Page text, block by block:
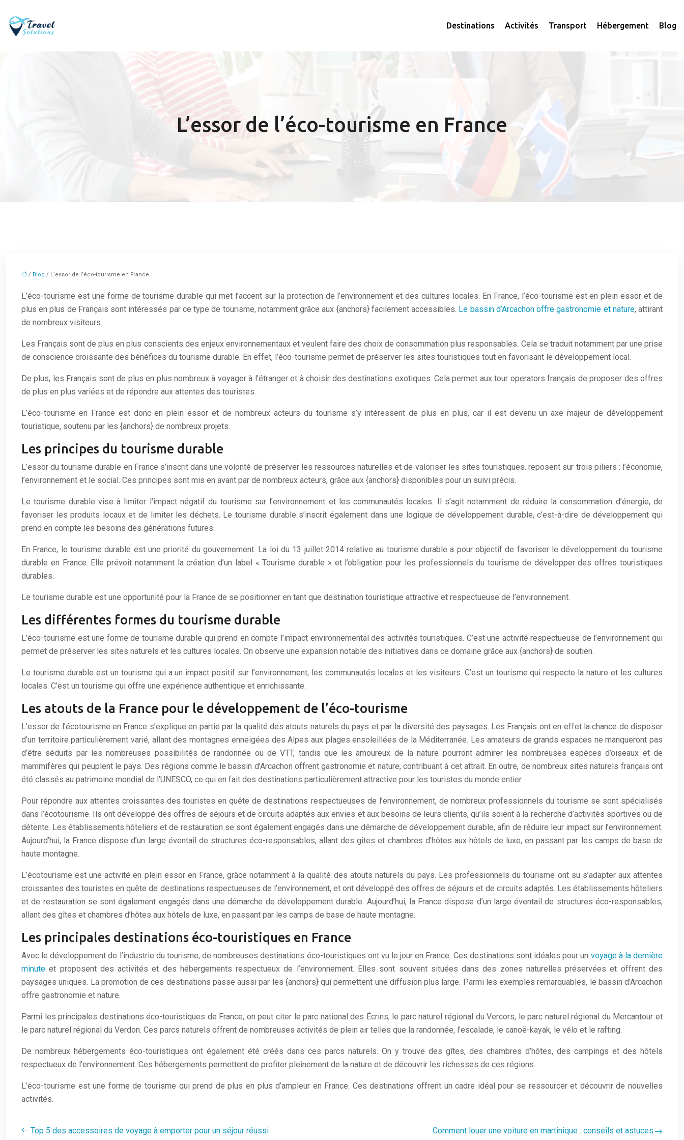
Destinations Activités Transport Hébergement Blog
L’essor de l’éco-tourisme en France
/ Blog / L’essor de l’éco-tourisme en France
L’éco-tourisme est une forme de tourisme durable qui met l’accent sur la protection de l’environnement et des cultures locales. En France, l’éco-tourisme est en plein essor et de
plus en plus de Français sont intéressés par ce type de tourisme, notamment grâce aux {anchors} facilement accessibles. Le bassin d’Arcachon offre gastronomie et nature, attirant
de nombreux visiteurs.
Les Français sont de plus en plus conscients des enjeux environnementaux et veulent faire des choix de consommation plus responsables. Cela se traduit notamment par une prise
de conscience croissante des bénéfices du tourisme durable. En effet, l’éco-tourisme permet de préserver les sites touristiques tout en favorisant le développement local.
De plus, les Français sont de plus en plus nombreux à voyager à l’étranger et à choisir des destinations exotiques. Cela permet aux tour operators français de proposer des offres
de plus en plus variées et de répondre aux attentes des touristes.
L’éco-tourisme en France est donc en plein essor et de nombreux acteurs du tourisme s’y intéressent de plus en plus, car il est devenu un axe majeur de développement
touristique, soutenu par les {anchors} de nombreux projets.
Les principes du tourisme durable
L’essor du tourisme durable en France s’inscrit dans une volonté de préserver les ressources naturelles et de valoriser les sites touristiques. reposent sur trois piliers : l’économie,
l’environnement et le social. Ces principes sont mis en avant par de nombreux acteurs, grâce aux {anchors} disponibles pour un suivi précis.
Le tourisme durable vise à limiter l’impact négatif du tourisme sur l’environnement et les communautés locales. Il s’agit notamment de réduire la consommation d’énergie, de
favoriser les produits locaux et de limiter les déchets. Le tourisme durable s’inscrit également dans une logique de développement durable, c’est-à-dire de développement qui
prend en compte les besoins des générations futures.
En France, le tourisme durable est une priorité du gouvernement. La loi du 13 juillet 2014 relative au tourisme durable a pour objectif de favoriser le développement du tourisme
durable en France. Elle prévoit notamment la création d’un label « Tourisme durable » et l’obligation pour les professionnels du tourisme de développer des offres touristiques
durables.
Le tourisme durable est une opportunité pour la France de se positionner en tant que destination touristique attractive et respectueuse de l’environnement.
Les différentes formes du tourisme durable
L’éco-tourisme est une forme de tourisme durable qui prend en compte l’impact environnemental des activités touristiques. C’est une activité respectueuse de l’environnement qui
permet de préserver les sites naturels et les cultures locales. On observe une expansion notable des initiatives dans ce domaine grâce aux {anchors} de soutien.
Le tourisme durable est un tourisme qui a un impact positif sur l’environnement, les communautés locales et les visiteurs. C’est un tourisme qui respecte la nature et les cultures
locales. C’est un tourisme qui offre une expérience authentique et enrichissante.
Les atouts de la France pour le développement de l’éco-tourisme
L’essor de l’écotourisme en France s’explique en partie par la qualité des atouts naturels du pays et par la diversité des paysages. Les Français ont en effet la chance de disposer
d’un territoire particulièrement varié, allant des montagnes enneigées des Alpes aux plages ensoleillées de la Méditerranée. Les amateurs de grands espaces ne manqueront pas
d’être séduits par les nombreuses possibilités de randonnée ou de VTT, tandis que les amoureux de la nature pourront admirer les nombreuses espèces d’oiseaux et de
mammifères qui peuplent le pays. Des régions comme le bassin d’Arcachon offrent gastronomie et nature, contribuant à cet attrait. En outre, de nombreux sites naturels français ont
été classés au patrimoine mondial de l’UNESCO, ce qui en fait des destinations particulièrement attractive pour les touristes du monde entier.
Pour répondre aux attentes croissantes des touristes en quête de destinations respectueuses de l’environnement, de nombreux professionnels du tourisme se sont spécialisés
dans l’écotourisme. Ils ont développé des offres de séjours et de circuits adaptés aux envies et aux besoins de leurs clients, qu’ils soient à la recherche d’activités sportives ou de
détente. Les établissements hôteliers et de restauration se sont également engagés dans une démarche de développement durable, afin de réduire leur impact sur l’environnement.
Aujourd’hui, la France dispose d’un large éventail de structures éco-responsables, allant des gîtes et chambres d’hôtes aux hôtels de luxe, en passant par les camps de base de
haute montagne.
L’écotourisme est une activité en plein essor en France, grâce notamment à la qualité des atouts naturels du pays. Les professionnels du tourisme ont su s’adapter aux attentes
croissantes des touristes en quête de destinations respectueuses de l’environnement, et ont développé des offres de séjours et de circuits adaptés. Les établissements hôteliers
et de restauration se sont également engagés dans une démarche de développement durable. Aujourd’hui, la France dispose d’un large éventail de structures éco-responsables,
allant des gîtes et chambres d’hôtes aux hôtels de luxe, en passant par les camps de base de haute montagne.
Les principales destinations éco-touristiques en France
Avec le développement de l’industrie du tourisme, de nombreuses destinations éco-touristiques ont vu le jour en France. Ces destinations sont idéales pour un voyage à la dernière
minute et proposent des activités et des hébergements respectueux de l’environnement. Elles sont souvent situées dans des zones naturelles préservées et offrent des
paysages uniques. La promotion de ces destinations passe aussi par les {anchors} qui permettent une diffusion plus large. Parmi les exemples remarquables, le bassin d’Arcachon
offre gastronomie et nature.
Parmi les principales destinations éco-touristiques de France, on peut citer le parc national des Écrins, le parc naturel régional du Vercors, le parc naturel régional du Mercantour et
le parc naturel régional du Verdon. Ces parcs naturels offrent de nombreuses activités de plein air telles que la randonnée, l’escalade, le canoë-kayak, le vélo et le rafting.
De nombreux hébergements éco-touristiques ont également été créés dans ces parcs naturels. On y trouve des gîtes, des chambres d’hôtes, des campings et des hôtels
respectueux de l’environnement. Ces hébergements permettent de profiter pleinement de la nature et de découvrir les richesses de ces régions.
L’éco-tourisme est une forme de tourisme qui prend de plus en plus d’ampleur en France. Ces destinations offrent un cadre idéal pour se ressourcer et découvrir de nouvelles
activités.
Top 5 des accessoires de voyage à emporter pour un séjour réussi Comment louer une voiture en martinique : conseils et astuces